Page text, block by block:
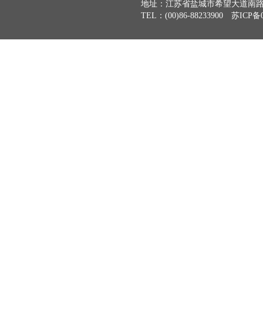
地址：江苏省盐城市希望大道南
TEL：(00)86-88233900 苏ICP备